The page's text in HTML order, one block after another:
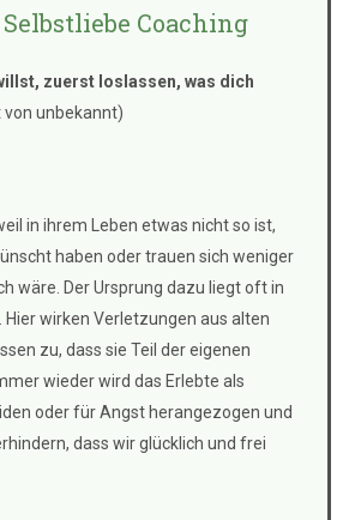
Coaching
zuerst loslassen, was dich
unbekannt)
in ihrem Leben etwas nicht so ist,
haben oder trauen sich weniger
wäre. Der Ursprung dazu liegt oft in
wirken Verletzungen aus alten
zu, dass sie Teil der eigenen
wieder wird das Erlebte als
oder für Angst herangezogen und
dass wir glücklich und frei